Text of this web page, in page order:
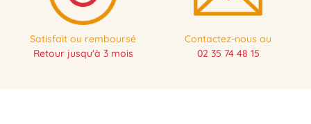
Satisfait ou remboursé
Retour jusqu'à 3 mois
Contactez-nous au
02 35 74 48 15